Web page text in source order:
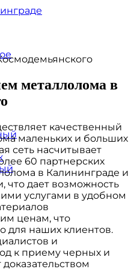
металлолома в
качественный
маленьких и больших
сеть насчитывает
60 партнерских
в Калининграде и
что дает возможность
услугами в удобном
ценам, что
для наших клиентов.
и
к приему черных и